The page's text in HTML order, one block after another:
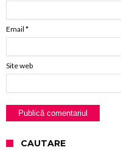
Email *
Site web
CAUTARE